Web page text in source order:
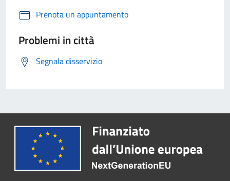
Prenota un appuntamento
Problemi in città
Segnala disservizio